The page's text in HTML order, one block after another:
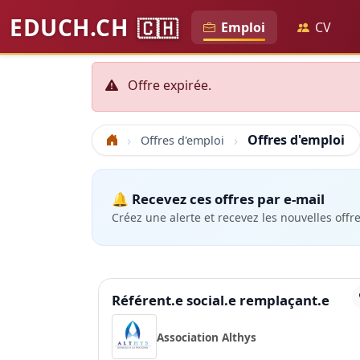
EDUCH.CH 🇨🇭 Emploi CV
Offre expirée.
Accueil Offres d'emploi Offres d'emploi
🔔 Recevez ces offres par e-mail
Créez une alerte et recevez les nouvelles
Référent.e social.e remplaçant.e
Association Althys